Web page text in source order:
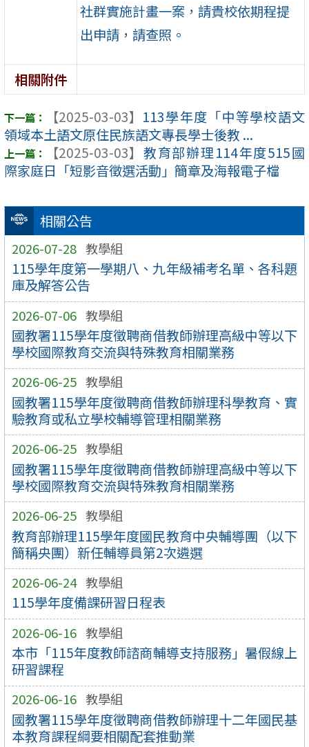
相關公告
2026-07-28 教學組
115學年度第一學期八、九年級補考名單、各科題
庫及解答公告
2026-07-06 教學組
國教署115學年度徵聘商借教師辦理高級中等以下
學校國際教育交流與特殊教育相關業務
2026-06-25 教學組
國教署115學年度徵聘商借教師辦理科學教育、實
驗教育或私立學校輔導管理相關業務
2026-06-25 教學組
國教署115學年度徵聘商借教師辦理高級中等以下
學校國際教育交流與特殊教育相關業務
2026-06-25 教學組
教育部辦理115學年度國民教育中央輔導團（以下
簡稱央團）新任輔導員第2次遴選
2026-06-24 教學組
115學年度備課研習日程表
2026-06-16 教學組
本市「115年度教師諮商輔導支持服務」暑假線上
研習課程
2026-06-16 教學組
國教署115學年度徵聘商借教師辦理十二年國民基
本教育課程綱要相關配套推動業
社群實施計畫一案，請貴校依期程提
出申請，請查照。
相關附件
【2025-03-03】 113學年度「中等學校語文
領域本土語文原住民族語文專長學士後教 ...
【2025-03-03】 教育部辦理114年度515國
際家庭日「短影音徵選活動」簡章及海報電子檔